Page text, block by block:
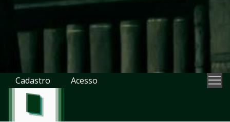
Cadastro Acesso